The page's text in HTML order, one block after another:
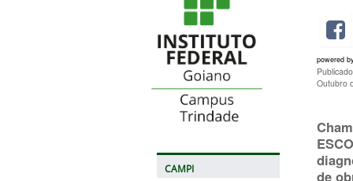
CAMPI
powered
Outubro
de